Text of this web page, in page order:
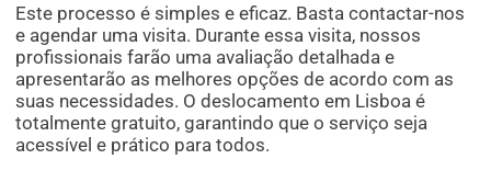
Este processo é simples e eficaz. Basta contactar-nos
e agendar uma visita. Durante essa visita, nossos
profissionais farão uma avaliação detalhada e
apresentarão as melhores opções de acordo com as
suas necessidades. O deslocamento em Lisboa é
totalmente gratuito, garantindo que o serviço seja
acessível e prático para todos.